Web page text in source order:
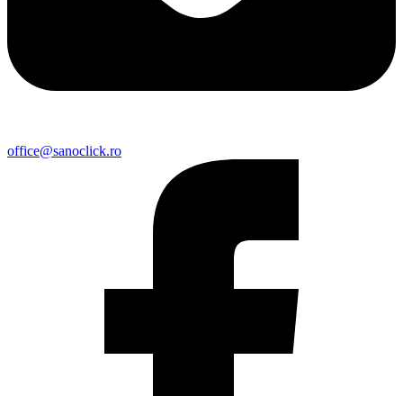
office@sanoclick.ro